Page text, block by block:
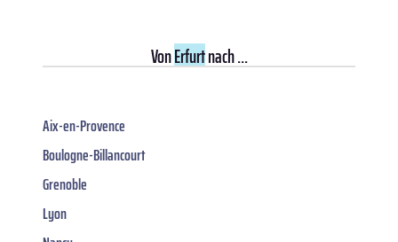
VonErfurtnach ...
Aix-en-Provence
Boulogne-Billancourt
Grenoble
Lyon